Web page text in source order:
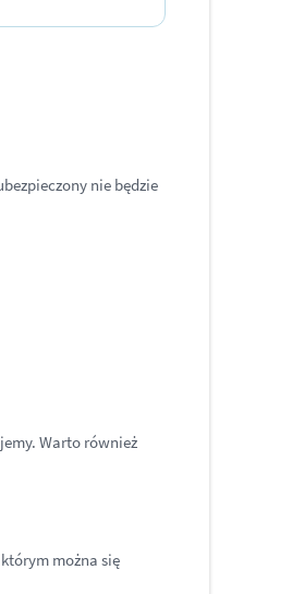
nie będzie
Warto również
można się